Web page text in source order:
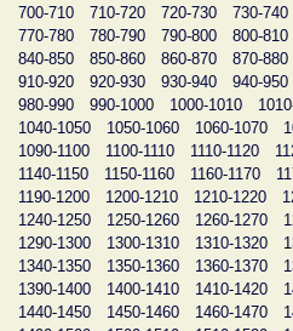
700-710
710-720 720-730 730-740
770-780
780-790 790-800 800-810
840-850
850-860 860-870 870-880
910-920
920-930 930-940 940-950
980-990
990-1000 1000-1010
1040-1050
1050-1060 1060-1070
1090-1100
1100-1110 1110-1120
1140-1150
1150-1160 1160-1170
1190-1200
1200-1210 1210-1220
1240-1250
1250-1260 1260-1270
1290-1300
1300-1310 1310-1320
1340-1350
1350-1360 1360-1370
1390-1400
1400-1410 1410-1420
1440-1450
1450-1460 1460-1470